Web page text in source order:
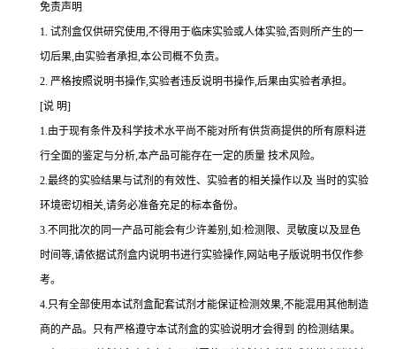
免责声明
1. 试剂盒仅供研究使用,不得用于临床实验或人体实验,否则所产生的一
切后果,由实验者承担,本公司概不负责。
2. 严格按照说明书操作,实验者违反说明书操作,后果由实验者承担。
[说 明]
1.由于现有条件及科学技术水平尚不能对所有供货商提供的所有原料进
行全面的鉴定与分析,本产品可能存在一定的质量 技术风险。
2.最终的实验结果与试剂的有效性、实验者的相关操作以及 当时的实验
环境密切相关,请务必准备充足的标本备份。
3.不同批次的同一产品可能会有少许差别,如:检测限、灵敏度以及显色
时间等,请依据试剂盒内说明书进行实验操作,网站电子版说明书仅作参
考。
4.只有全部使用本试剂盒配套试剂才能保证检测效果,不能混用其他制造
商的产品。只有严格遵守本试剂盒的实验说明才会得到 的检测结果。